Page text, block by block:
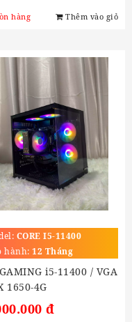
hàng Thêm vào giỏ
CORE I5-11400
hành: 12 Tháng
i5-11400 / VGA
1650-4G
đ